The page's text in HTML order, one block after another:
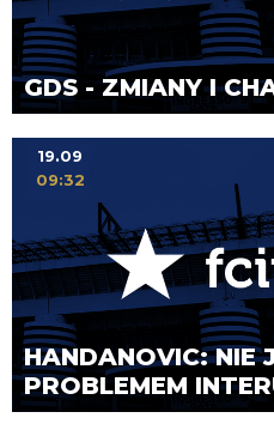
GDS - ZMIANY I
HANDANOVIC: NIE
PROBLEMEM
19.09
09:32